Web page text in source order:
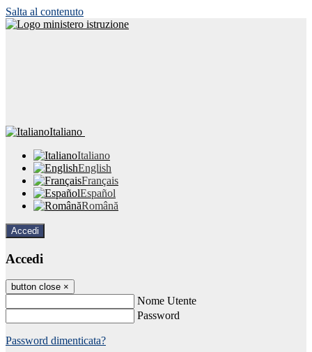
Salta al contenuto
Italiano
Italiano
English
Français
Español
Română
Accedi
Accedi
button close ×
Nome Utente
Password
Password dimenticata?